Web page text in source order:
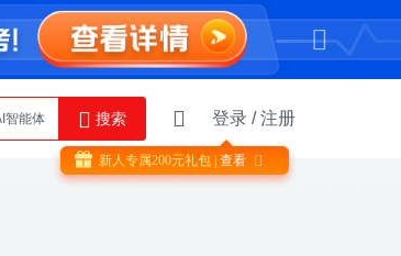
智能体
Python
搜索 登录 /注册
新人专属200元礼包 | 查看 